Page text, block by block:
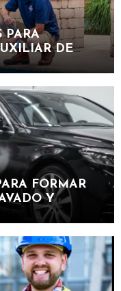
PARA
DE
Y
FORMAR
Y